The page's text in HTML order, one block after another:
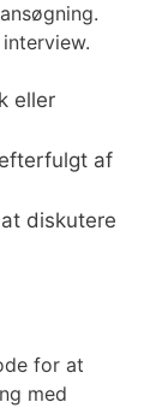
eller
af
diskutere
for at
med